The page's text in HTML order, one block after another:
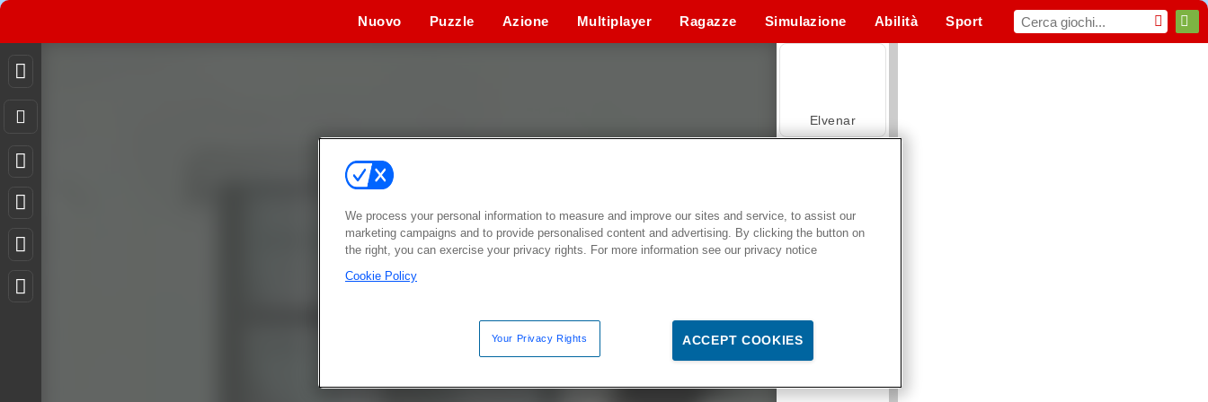
Nuovo Puzzle Azione Multiplayer Ragazze Simulazione Abilità Sport
Elvenar
Hospital Surgeon Doctor Game
We process your personal information to measure and improve our sites and service, to assist our
marketing campaigns and to provide personalised content and advertising. By clicking the button on
the right, you can exercise your privacy rights. For more information see our privacy notice
Cookie Policy
Your Privacy Rights ACCEPT COOKIES